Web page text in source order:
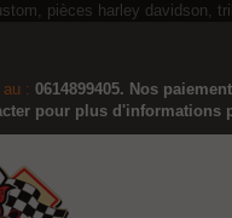
: 0614899405. Nos
pour plus d'informations